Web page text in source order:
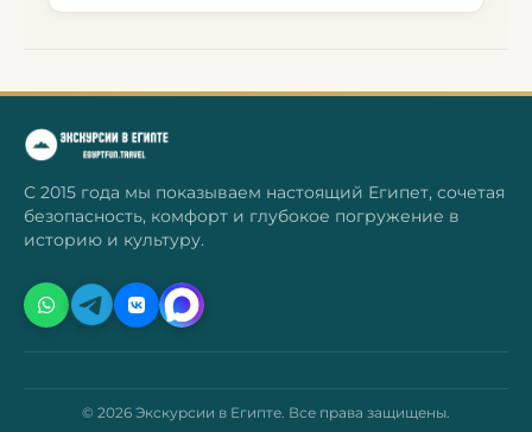
С 2015 года мы показываем настоящий Египет, сочетая
безопасность, комфорт и глубокое погружение в
историю и культуру.
© 2026 Экскурсии в Египте. Все права защищены.